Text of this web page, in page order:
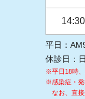
平日：
休診日：
※平日18時、
※感染症・発
なお、直接